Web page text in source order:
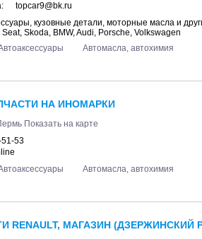
topcar9@bk.ru
кузовные детали, моторные масла и
Skoda, BMW, Audi, Porsche, Volkswagen
Автомасла, автохимия
НА ИНОМАРКИ
Показать на карте
53
Автомасла, автохимия
RENAULT, МАГАЗИН (ДЗЕРЖИНСКИЙ